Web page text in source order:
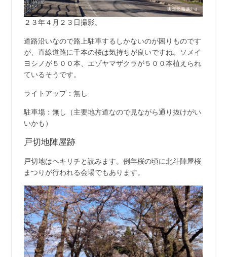
２３年４月２３日撮影。
道路沿いなので路上駐車するしかないのが困りものです
が、直線道路に千本の桜は気持ちが良いですね。ソメイ
ヨシノが５００本、エゾヤマザクラが５００本植えられ
ているそうです。
ライトアップ：無し
駐車場：無し（主要地方道なので見ながら通り抜けがい
いかも）
戸切地陣屋跡
戸切地はヘキリチと読みます。例年桜の頃に北斗陣屋桜
まつりが行われる会場でもあります。